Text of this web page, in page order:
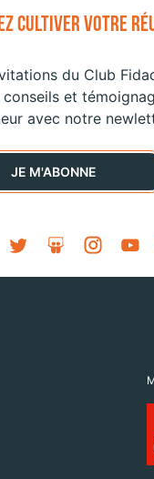
CULTIVER VOTRE
du Club
et
avec notre
JE M'ABONNE